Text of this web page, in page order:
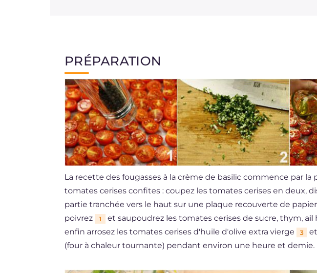
PRÉPARATION
La recette des fougasses à la crème de basilic commence par la
tomates cerises confites : coupez les tomates cerises en deux,
partie tranchée vers le haut sur une plaque recouverte de papier
poivrez
1 et saupoudrez les tomates cerises de sucre, thym, ail
enfin arrosez les tomates cerises d'huile d'olive extra vierge
3
(four à chaleur tournante) pendant environ une heure et demie.